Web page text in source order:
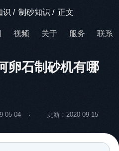
识 / 制砂知识 / 正文
视频 关于 服务 联系
卵石制砂机有哪
05-04 更新：2020-09-15